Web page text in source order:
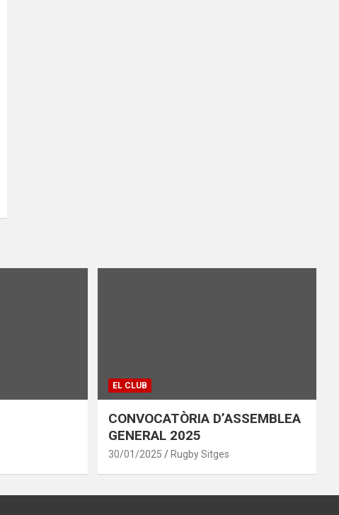
EL CLUB
CONVOCATÒRIA D’ASSEMBLEA
GENERAL 2025
30/01/2025 Rugby Sitges